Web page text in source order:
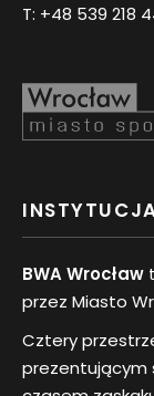
T: +48 539 218
BWA Wrocław
przez Miasto
Cztery
prezentującym